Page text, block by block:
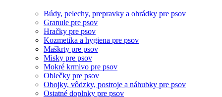
Búdy, pelechy, prepravky a ohrádky pre psov
Granule pre psov
Hračky pre psov
Kozmetika a hygiena pre psov
Maškrty pre psov
Misky pre psov
Mokré krmivo pre psov
Oblečky pre psov
Obojky, vôdzky, postroje a náhubky pre psov
Ostatné doplnky pre psov